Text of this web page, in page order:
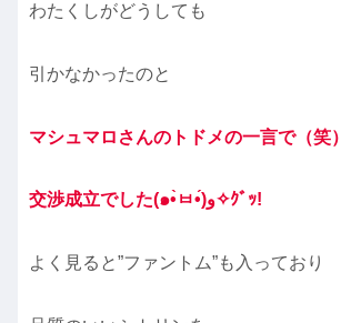
わたくしがどうしても
引かなかったのと
マシュマロさんのトドメの一言で（笑）
交渉成立でした(๑•̀ㅂ•́)و✧ｸﾞｯ!
よく見ると”ファントム”も入っており